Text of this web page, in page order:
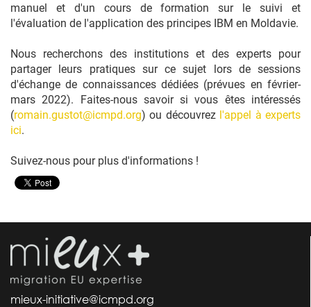
manuel et d'un cours de formation sur le suivi et
l'évaluation de l'application des principes IBM en Moldavie.
Nous recherchons des institutions et des experts pour
partager leurs pratiques sur ce sujet lors de sessions
d'échange de connaissances dédiées (prévues en février-
mars 2022). Faites-nous savoir si vous êtes intéressés
(romain.gustot@icmpd.org) ou découvrez l'appel à experts
ici.
Suivez-nous pour plus d'informations !
mieux-initiative@icmpd.org